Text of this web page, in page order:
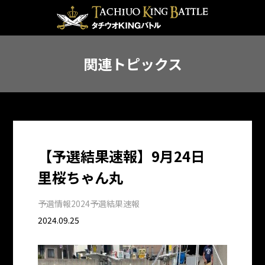
関連トピックス
【予選結果速報】9月24日
里桜ちゃん丸
予選情報2024予選結果速報
2024.09.25